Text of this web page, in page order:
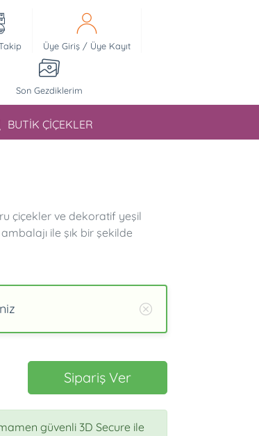
Üye Giriş/ Üye Kayıt
Son Gezdiklerim
BUTİK ÇİÇEKLER
çiçekler ve dekoratif yeşil
ile şık bir şekilde
Sipariş Ver
güvenli 3D Secure ile